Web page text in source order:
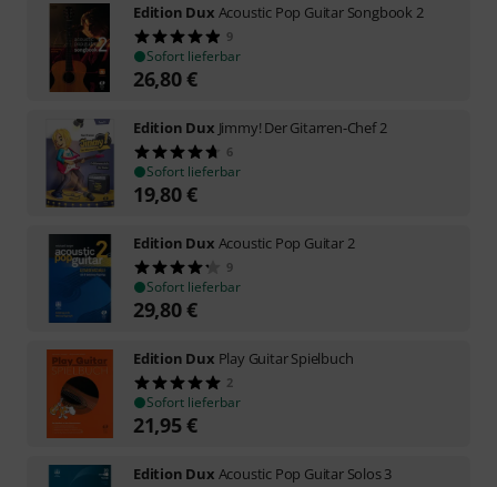
Edition Dux Acoustic Pop Guitar Songbook 2
9
Sofort lieferbar
26,80€
Edition Dux Jimmy! Der Gitarren-Chef 2
6
Sofort lieferbar
19,80€
Edition Dux Acoustic Pop Guitar 2
9
Sofort lieferbar
29,80€
Edition Dux Play Guitar Spielbuch
2
Sofort lieferbar
21,95€
Edition Dux Acoustic Pop Guitar Solos 3